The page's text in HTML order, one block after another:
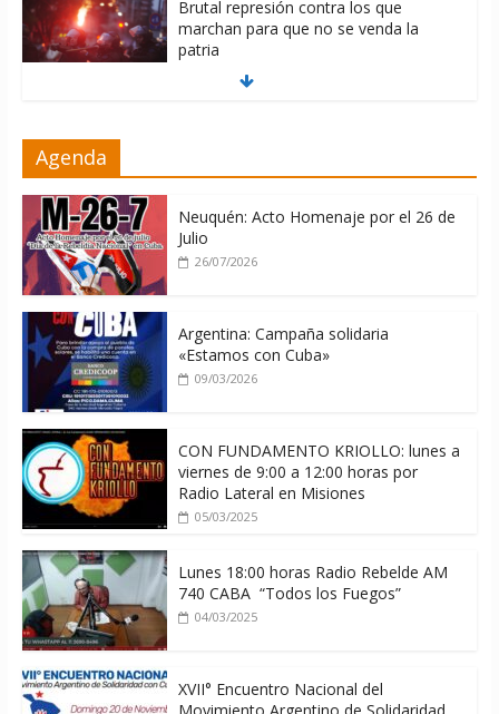
Brutal represión contra los que
marchan para que no se venda la
patria
06/08/2026
06/08/2026
Agenda
Neuquén: Acto Homenaje por el 26 de
Julio
26/07/2026
Argentina: Campaña solidaria
«Estamos con Cuba»
09/03/2026
CON FUNDAMENTO KRIOLLO: lunes a
viernes de 9:00 a 12:00 horas por
Radio Lateral en Misiones
05/03/2025
Lunes 18:00 horas Radio Rebelde AM
740 CABA “Todos los Fuegos”
04/03/2025
XVII° Encuentro Nacional del
Movimiento Argentino de Solidaridad